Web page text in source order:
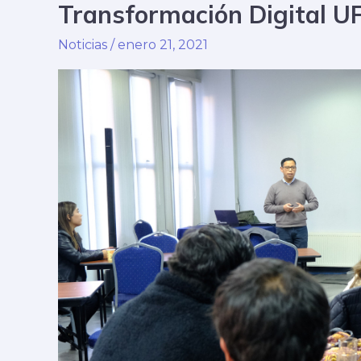
Transformación Digital
Noticias / enero 21, 2021
jornada
de
nueva
Política
Desarrollo
y
Transformación
Digital
UFRO